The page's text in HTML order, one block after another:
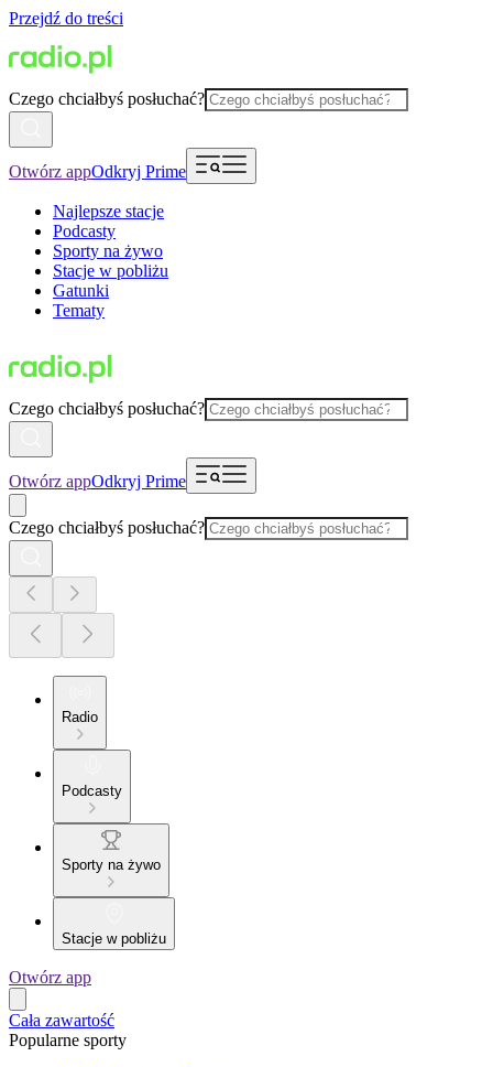
Przejdź do treści
Czego chciałbyś posłuchać?
Otwórz appOdkryj Prime
Najlepsze stacje
Podcasty
Sporty na żywo
Stacje w pobliżu
Gatunki
Tematy
Czego chciałbyś posłuchać?
Otwórz appOdkryj Prime
Czego chciałbyś posłuchać?
Radio
Podcasty
Sporty na żywo
Stacje w pobliżu
Otwórz app
Cała zawartość
Popularne sporty